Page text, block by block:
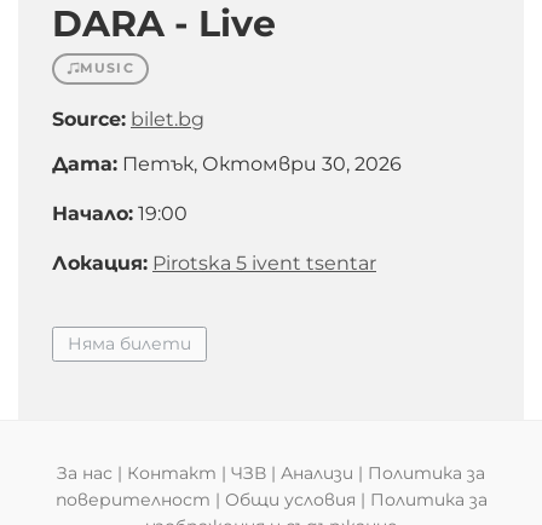
DARA - Live
MUSIC
Source: bilet.bg
Дата: Петък, Октомври 30, 2026
Начало: 19:00
Локация: Pirotska 5 ivent tsentar
Няма билети
За нас | Контакт | ЧЗВ | Анализи | Политика за
поверителност | Общи условия | Политика за